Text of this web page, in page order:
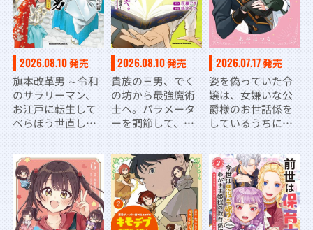
2026.08.10発売
旗本改革男 ～令和
のサラリーマン、
お江戸に転生して
べらぼう世直し
2026.08.10発売
貴族の三男、でく
の坊から最強魔術
士へ。パラメータ
ーを調節して、す
造！ １ ～気まま
に遊んでいるだけ
なのに、何故か評
価が上がっていく
件について～
2026.07.17発売
姿を偽っていた令
嬢は、女嫌いな公
爵様のお世話係を
しているうちに溺
いです１